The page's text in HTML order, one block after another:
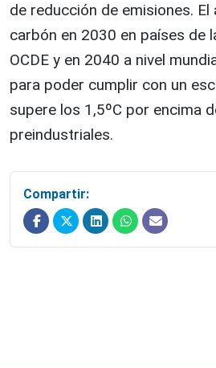
de reducción de emisiones. El
carbón en 2030 en países de
OCDE y en 2040 a nivel
para poder cumplir con un
supere los 1,5ºC por encima
preindustriales.
Compartir: